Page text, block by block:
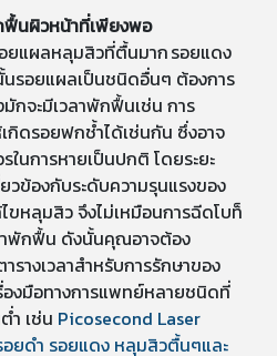
ฟื้นผิวหน้าที่เพียงพอ
ยแผลหลุมสิวที่ตื้นมาก รอยแดง
รอยแผลเป็นชนิดอื่นๆ ต้องการ
กจะมีเวลาพักฟื้นเช่น การ
กิดรอยฟกช้ำได้เช่นกัน ซึ่งอาจ
ในการหายเป็นปกติ โดยระยะ
วข้องกับระดับความรุนแรงของ
หลุมสิว จึงไม่เหมือนการฉีดโบท็
าพักฟื้น ดังนั้นคุณอาจต้อง
รางเวลาสำหรับการรักษาของ
งมือทางการแพทย์หลายชนิดที่
ำ เช่น Picosecond Laser
อยดำ รอยแดง หลุมสิวตื้นๆและ